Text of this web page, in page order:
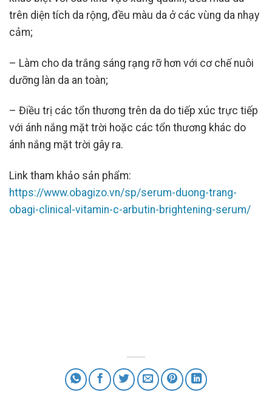
trên diện tích da rộng, đều màu da ở các vùng da nhạy
cảm;
– Làm cho da trắng sáng rạng rỡ hơn với cơ chế nuôi
dưỡng làn da an toàn;
– Điều trị các tổn thương trên da do tiếp xúc trực tiếp
với ánh nắng mặt trời hoặc các tổn thương khác do
ánh nắng mặt trời gây ra.
Link tham khảo sản phẩm:
https://www.obagizo.vn/sp/serum-duong-trang-
obagi-clinical-vitamin-c-arbutin-brightening-serum/